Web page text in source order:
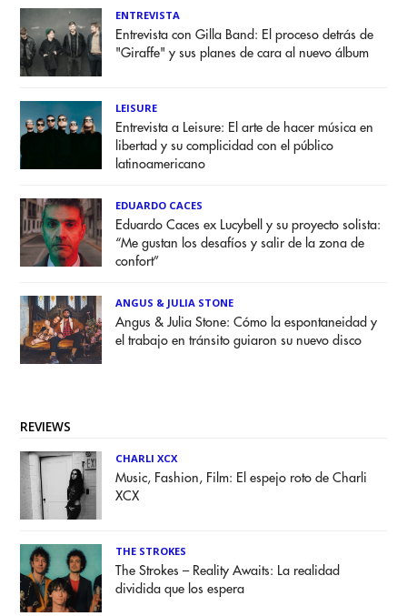
ENTREVISTA
Entrevista con Gilla Band: El proceso detrás de
"Giraffe" y sus planes de cara al nuevo álbum
LEISURE
Entrevista a Leisure: El arte de hacer música en
libertad y su complicidad con el público
latinoamericano
EDUARDO CACES
Eduardo Caces ex Lucybell y su proyecto solista:
“Me gustan los desafíos y salir de la zona de
confort”
ANGUS & JULIA STONE
Angus & Julia Stone: Cómo la espontaneidad y
el trabajo en tránsito guiaron su nuevo disco
REVIEWS
CHARLI XCX
Music, Fashion, Film: El espejo roto de Charli
XCX
THE STROKES
The Strokes – Reality Awaits: La realidad
dividida que los espera